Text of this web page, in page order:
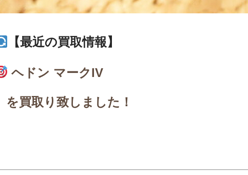
【最近の買取情報】
ヘドン マークIV
を買取り致しました！